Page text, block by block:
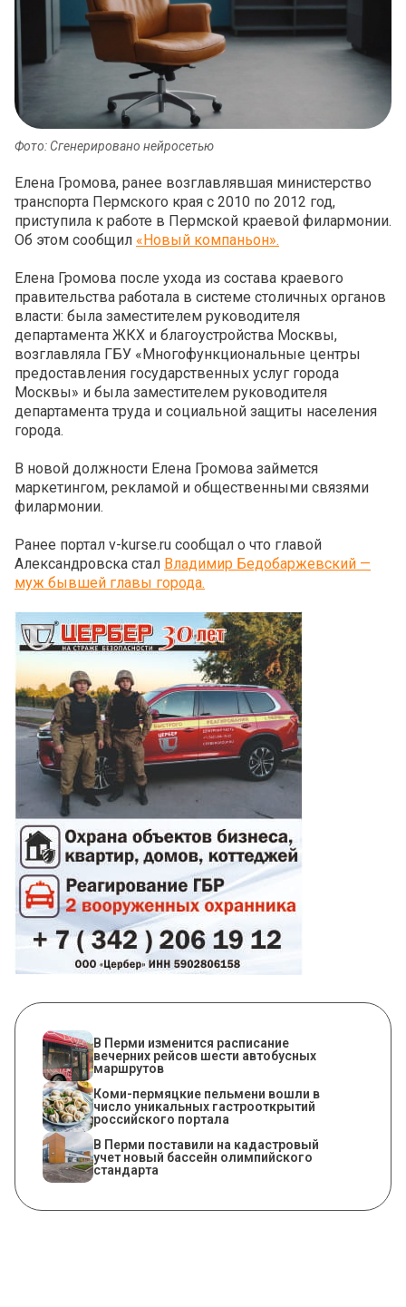
Фото: Сгенерировано нейросетью
Елена Громова, ранее возглавлявшая министерство
транспорта Пермского края с 2010 по 2012 год,
приступила к работе в Пермской краевой филармонии.
Об этом сообщил «Новый компаньон».
Елена Громова после ухода из состава краевого
правительства работала в системе столичных органов
власти: была заместителем руководителя
департамента ЖКХ и благоустройства Москвы,
возглавляла ГБУ «Многофункциональные центры
предоставления государственных услуг города
Москвы» и была заместителем руководителя
департамента труда и социальной защиты населения
города.
В новой должности Елена Громова займется
маркетингом, рекламой и общественными связями
филармонии.
Ранее портал v-kurse.ru сообщал о что главой
Александровска стал Владимир Бедобаржевский —
муж бывшей главы города.
​В Перми изменится расписание
вечерних рейсов шести автобусных
маршрутов
Коми-пермяцкие пельмени вошли в
число уникальных гастрооткрытий
российского портала
В Перми поставили на кадастровый
учет новый бассейн олимпийского
стандарта